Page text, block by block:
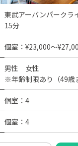
東武アーバンパークラ
15分
個室：¥23,000～
男性 女性
※年齢制限あり（49歳
個室：4
個室：4